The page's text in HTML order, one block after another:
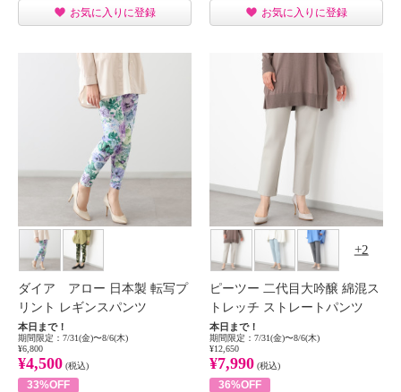
お気に入りに登録 お気に入りに登録
ダイア アロー 日本製 転写プ
リント レギンスパンツ
本日まで！
期間限定：7/31(金)〜8/6(木)
¥6,800
¥4,500 (税込)
33%OFF
2
ピーツー 二代目大吟醸 綿混ス
トレッチ ストレートパンツ
本日まで！
期間限定：7/31(金)〜8/6(木)
¥12,650
¥7,990 (税込)
36%OFF